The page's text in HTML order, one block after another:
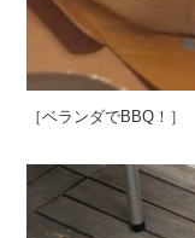
［ベランダでBBQ！］